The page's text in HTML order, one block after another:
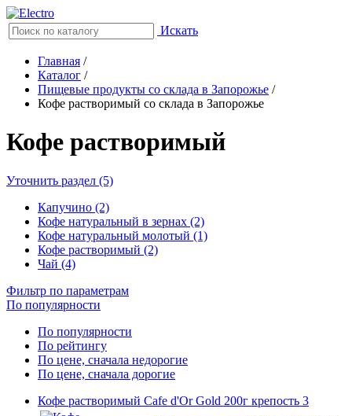
Искать
Главная /
Каталог /
Пищевые продукты со склада в Запорожье /
Кофе растворимый со склада в Запорожье
Кофе растворимый
Уточнить раздел (5)
Капучино (2)
Кофе натуральный в зернах (2)
Кофе натуральный молотый (1)
Кофе растворимый (2)
Чай (4)
Фильтр по параметрам
По популярности
По популярности
По рейтингу
По цене, сначала недорогие
По цене, сначала дорогие
Кофе растворимый Cafe d'Or Gold 200г крепость 3